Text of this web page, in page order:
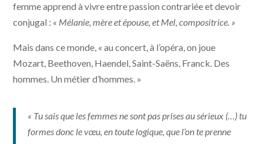
femme apprend à vivre entre passion contrariée et devoir
conjugal : « Mélanie, mère et épouse, et Mel, compositrice. »
Mais dans ce monde, « au concert, à l’opéra, on joue
Mozart, Beethoven, Haendel, Saint-Saëns, Franck. Des
hommes. Un métier d’hommes. »
« Tu sais que les femmes ne sont pas prises au sérieux (…) tu
formes donc le vœu, en toute logique, que l’on te prenne